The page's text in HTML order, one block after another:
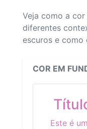
Veja como a cor
diferentes
escuros e
COR EM
Este é